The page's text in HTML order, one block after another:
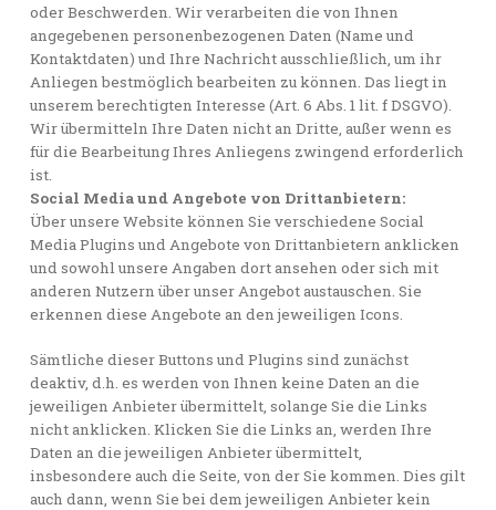
oder Beschwerden. Wir verarbeiten die von Ihnen
angegebenen personenbezogenen Daten (Name und
Kontaktdaten) und Ihre Nachricht ausschließlich, um ihr
Anliegen bestmöglich bearbeiten zu können. Das liegt in
unserem berechtigten Interesse (Art. 6 Abs. 1 lit. f DSGVO).
Wir übermitteln Ihre Daten nicht an Dritte, außer wenn es
für die Bearbeitung Ihres Anliegens zwingend erforderlich
ist.
Social Media und Angebote von Drittanbietern:
Über unsere Website können Sie verschiedene Social
Media Plugins und Angebote von Drittanbietern anklicken
und sowohl unsere Angaben dort ansehen oder sich mit
anderen Nutzern über unser Angebot austauschen. Sie
erkennen diese Angebote an den jeweiligen Icons.
Sämtliche dieser Buttons und Plugins sind zunächst
deaktiv, d.h. es werden von Ihnen keine Daten an die
jeweiligen Anbieter übermittelt, solange Sie die Links
nicht anklicken. Klicken Sie die Links an, werden Ihre
Daten an die jeweiligen Anbieter übermittelt,
insbesondere auch die Seite, von der Sie kommen. Dies gilt
auch dann, wenn Sie bei dem jeweiligen Anbieter kein